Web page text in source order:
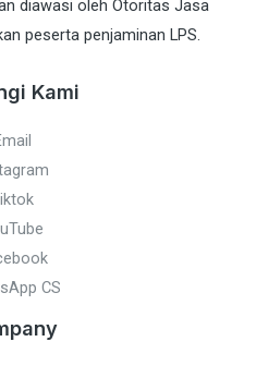
diawasi oleh Otoritas Jasa
peserta penjaminan LPS.
Kami
CS